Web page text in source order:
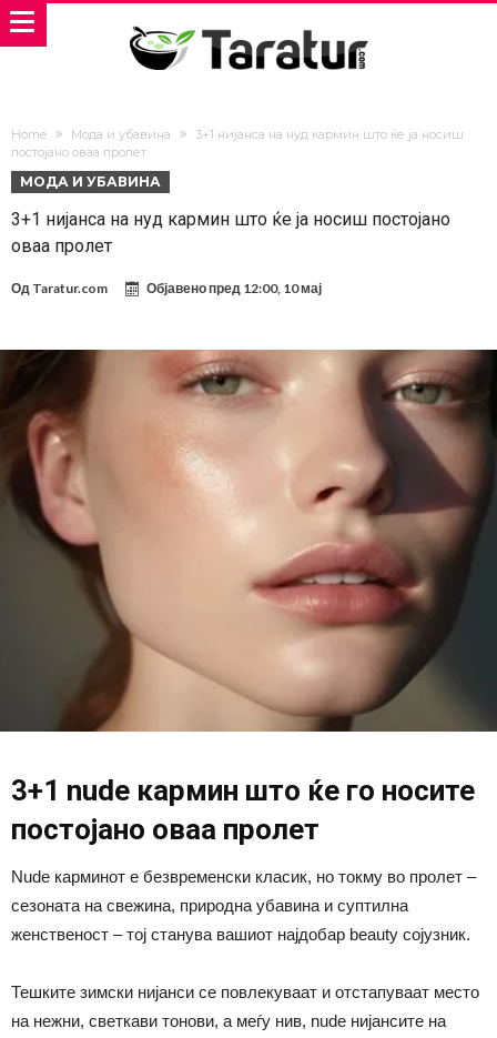
Home Мода и убавина
3+1 нијанса на нуд кармин што ќе ја носиш
постојано оваа пролет
МОДА И УБАВИНА
3+1 нијанса на нуд кармин што ќе ја носиш постојано
оваа пролет
Од Taratur.com Објавено пред 12:00, 10 мај
3+1 nude кармин што ќе го носите
постојано оваа пролет
Nude карминот е безвременски класик, но токму во пролет –
сезоната на свежина, природна убавина и суптилна
женственост – тој станува вашиот најдобар beauty сојузник.
Тешките зимски нијанси се повлекуваат и отстапуваат место
на нежни, светкави тонови, а меѓу нив, nude нијансите на